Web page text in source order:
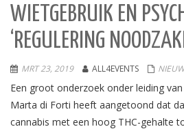
WIETGEBRUIK EN
‘REGULERING
MRT 23, 2019 ALL4EVENTS
Een groot onderzoek onder leiding
Marta di Forti heeft aangetoond dat
cannabis met een hoog THC-gehalte